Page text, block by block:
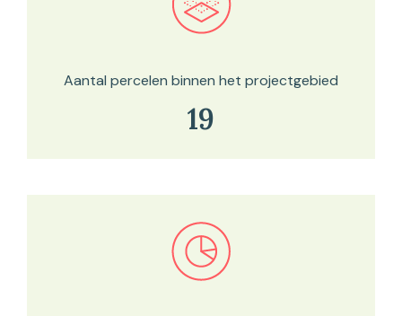
Bekijk in onze kaartviewer
Aantal percelen binnen het projectgebied
19
Bekijk in onze kaartviewer